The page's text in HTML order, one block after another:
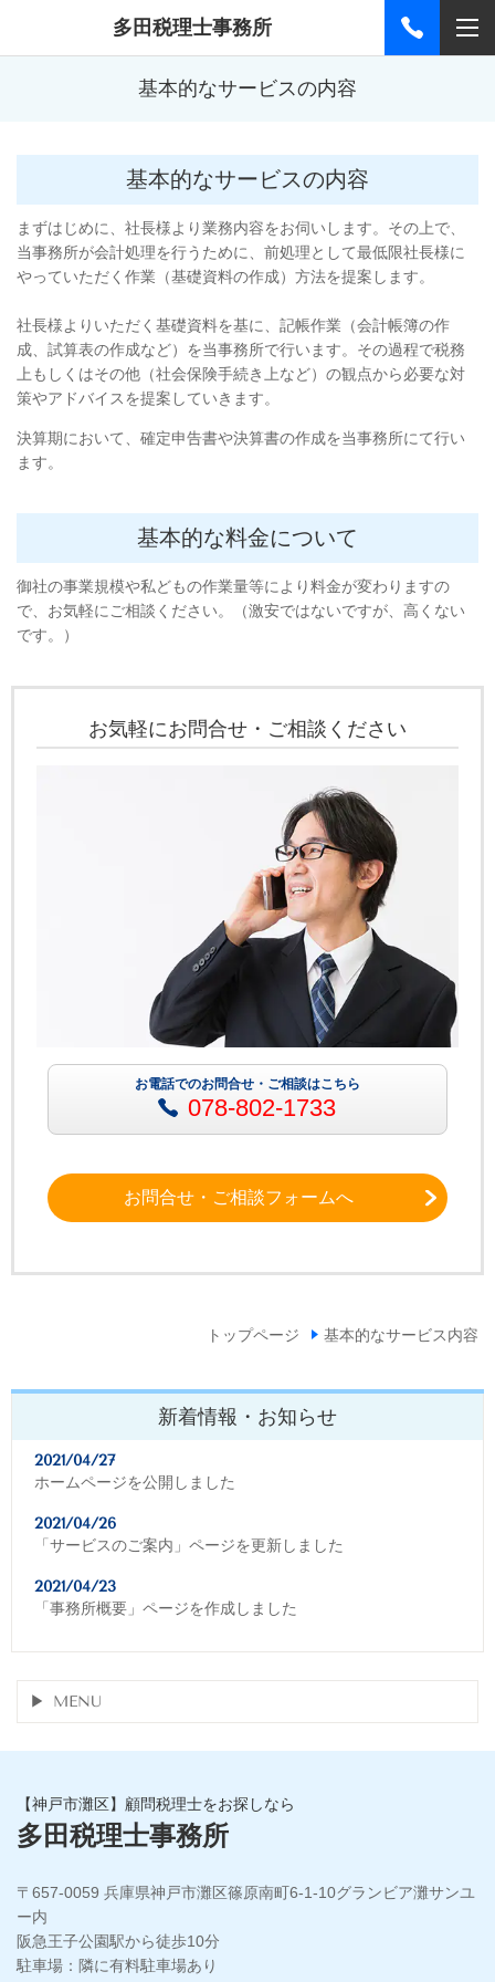
多田税理士事務所
基本的なサービスの内容
基本的なサービスの内容
まずはじめに、社長様より業務内容をお伺いします。その上で、
当事務所が会計処理を行うために、前処理として最低限社長様に
やっていただく作業（基礎資料の作成）方法を提案します。
社長様よりいただく基礎資料を基に、記帳作業（会計帳簿の作
成、試算表の作成など）を当事務所で行います。その過程で税務
上もしくはその他（社会保険手続き上など）の観点から必要な対
策やアドバイスを提案していきます。
決算期において、確定申告書や決算書の作成を当事務所にて行い
ます。
基本的な料金について
御社の事業規模や私どもの作業量等により料金が変わりますの
で、お気軽にご相談ください。（激安ではないですが、高くない
です。）
お気軽にお問合せ・ご相談ください
お電話でのお問合せ・ご相談はこちら
078-802-1733
お問合せ・ご相談フォームへ
トップページ 基本的なサービス内容
新着情報・お知らせ
2021/04/27
ホームページを公開しました
2021/04/26
「サービスのご案内」ページを更新しました
2021/04/23
「事務所概要」ページを作成しました
MENU
【神戸市灘区】顧問税理士をお探しなら
多田税理士事務所
〒657-0059 兵庫県神戸市灘区篠原南町6-1-10グランビア灘サンユ
ー内
阪急王子公園駅から徒歩10分
駐車場：隣に有料駐車場あり